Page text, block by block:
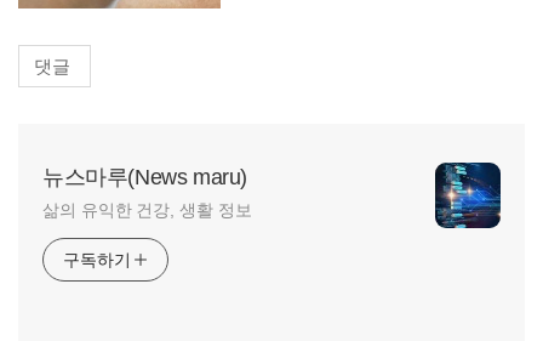
댓글
뉴스마루(News maru)
삶의 유익한 건강, 생활 정보
구독하기